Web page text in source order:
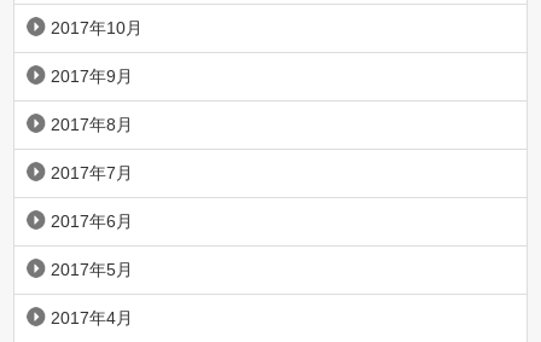
2017年10月
2017年9月
2017年8月
2017年7月
2017年6月
2017年5月
2017年4月